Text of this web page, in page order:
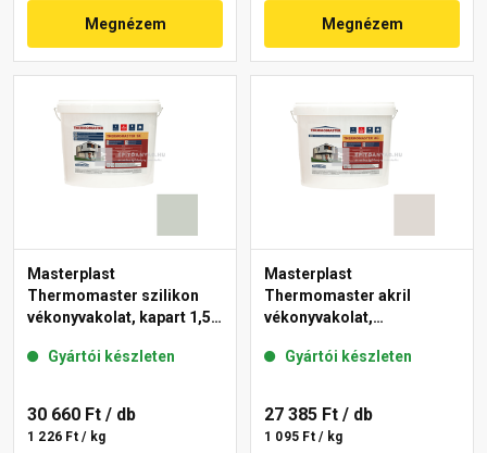
Megnézem Megnézem
Masterplast
Thermomaster szilikon
vékonyvakolat, kapart 1,5
Gyártói készleten
30 660 Ft / db
1 226 Ft / kg
Masterplast
Thermomaster akril
vékonyvakolat,
45-E 25 kg
Gyártói készleten
27 385 Ft / db
1 095 Ft / kg